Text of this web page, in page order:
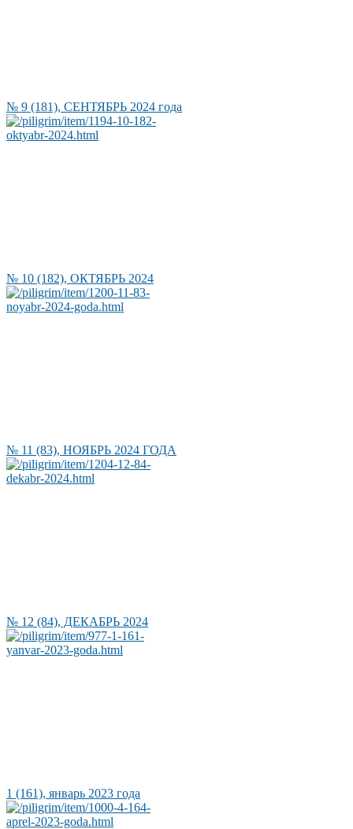
№ 9 (181), СЕНТЯБРЬ 2024 года
№ 10 (182), ОКТЯБРЬ 2024
№ 11 (83), НОЯБРЬ 2024 ГОДА
№ 12 (84), ДЕКАБРЬ 2024
1 (161), январь 2023 года